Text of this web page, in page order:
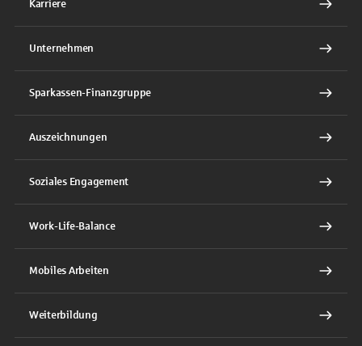
Karriere
Unternehmen
Sparkassen-Finanzgruppe
Auszeichnungen
Soziales Engagement
Work-Life-Balance
Mobiles Arbeiten
Weiterbildung